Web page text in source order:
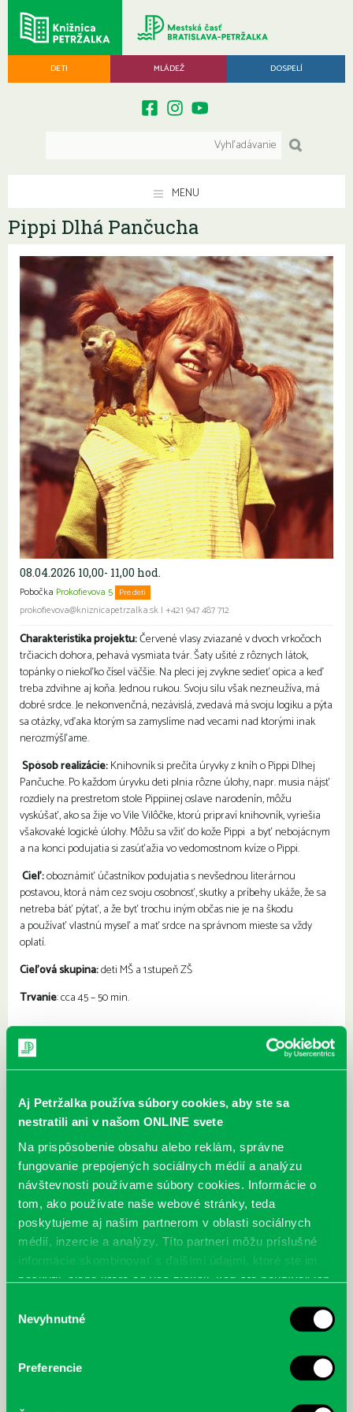
Aj Petržalka používa súbory cookies, aby ste sa
nestratili ani v našom ONLINE svete
Na prispôsobenie obsahu alebo reklám, správne
fungovanie prepojených sociálnych médií a analýzu
návštevnosti používame súbory cookies. Informácie o
tom, ako používate naše webové stránky, teda
poskytujeme aj našim partnerom v oblasti sociálnych
médií, inzercie a analýzy. Títo partneri môžu príslušné
informácie skombinovať s ďalšími údajmi, ktoré ste im
poskytli, alebo ktoré od vás získali, keď ste používali ich
súhlasu
Nevyhnutné
Preferencie
DETI MLÁDEŽ DOSPELÍ
MENU
Pippi Dlhá Pančucha
08.04.2026 10,00- 11,00 hod.
Pobočka Prokofievova 5 Pre deti
prokofievova@kniznicapetrzalka.sk | +421 947 487 712
Charakteristika projektu:Červené vlasy zviazané v dvoch vrkočoch
trčiacich dohora, pehavá vysmiata tvár. Šaty ušité z rôznych látok,
topánky o niekoľko čísel väčšie. Na pleci jej zvykne sedieť opica a keď
treba zdvihne aj koňa. Jednou rukou. Svoju silu však nezneužíva, má
dobré srdce. Je nekonvenčná, nezávislá, zvedavá má svoju logiku a pýta
sa otázky, vďaka ktorým sa zamyslíme nad vecami nad ktorými inak
nerozmýšľame.
Spôsob realizácie:Knihovník si prečíta úryvky z kníh o Pippi Dlhej
Pančuche. Po každom úryvku deti plnia rôzne úlohy, napr. musia nájsť
rozdiely na prestretom stole Pippiinej oslave narodenín, môžu
vyskúšať, ako sa žije vo Vile Vilôčke, ktorú pripraví knihovník, vyriešia
všakovaké logické úlohy. Môžu sa vžiť do kože Pippi a byť nebojácnym
a na konci podujatia si zasúťažia vo vedomostnom kvíze o Pippi.
Cieľ:oboznámiť účastníkov podujatia s nevšednou literárnou
postavou, ktorá nám cez svoju osobnosť, skutky a príbehy ukáže, že sa
netreba báť pýtať, a že byť trochu iným občas nie je na škodu
a používať vlastnú myseľ a mať srdce na správnom mieste sa vždy
oplatí.
Cieľová skupina:deti MŠ a 1.stupeň ZŠ
Trvanie: cca 45 – 50 min.
Podujatie pre ZŠ Dudova
Najbližšie podujatia
Čítame ušami. Audioknihy v
ponuke petržalskej knižnice
Každý deň
Máme skvelé správy pre všetkých milovníkov kníh a príbehov!
Odteraz si môžete v našej knižnici nielen požičať klasické
papierové knihy a e-knihy, a...
DNES
Výdajný knižný box dostupný 24/7
Výdajný box na knihy Knižnice Petržalka je umiestnený pri
vchode do Petržalskej plavárne na Tupolevovej 7B a jeho obsluha